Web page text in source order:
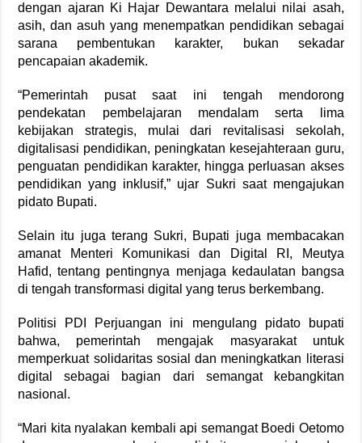
dengan ajaran Ki Hajar Dewantara melalui nilai asah,
asih, dan asuh yang menempatkan pendidikan sebagai
sarana pembentukan karakter, bukan sekadar
pencapaian akademik.
“Pemerintah pusat saat ini tengah mendorong
pendekatan pembelajaran mendalam serta lima
kebijakan strategis, mulai dari revitalisasi sekolah,
digitalisasi pendidikan, peningkatan kesejahteraan guru,
penguatan pendidikan karakter, hingga perluasan akses
pendidikan yang inklusif,” ujar Sukri saat mengajukan
pidato Bupati.
Selain itu juga terang Sukri, Bupati juga membacakan
amanat Menteri Komunikasi dan Digital RI, Meutya
Hafid, tentang pentingnya menjaga kedaulatan bangsa
di tengah transformasi digital yang terus berkembang.
Politisi PDI Perjuangan ini mengulang pidato bupati
bahwa, pemerintah mengajak masyarakat untuk
memperkuat solidaritas sosial dan meningkatkan literasi
digital sebagai bagian dari semangat kebangkitan
nasional.
“Mari kita nyalakan kembali api semangat Boedi Oetomo